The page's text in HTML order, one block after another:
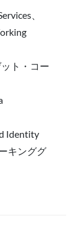
、
ト・コー
Identity
キンググ